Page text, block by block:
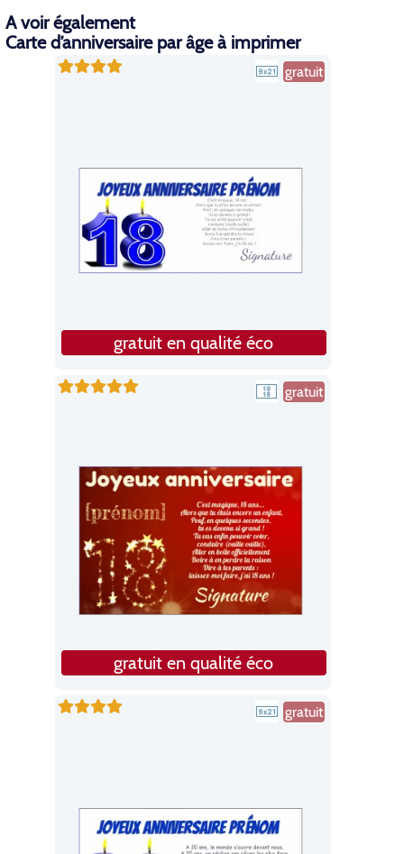
A voir également
Carte d’anniversaire par âge à imprimer
gratuit
gratuit en qualité éco
gratuit
gratuit en qualité éco
gratuit